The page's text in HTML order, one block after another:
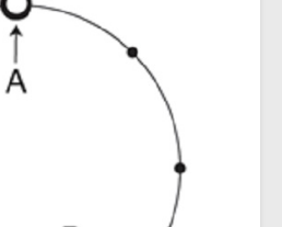
یادداشتی بر موسیقی
متن فیلم «متری